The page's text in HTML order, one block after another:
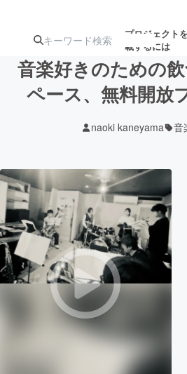
プロジェクト
載するには
ターン
ジェクト
募
ロ
アート・写真
テクノロジー・ガジェット
映像・映画
ビジネス・起業
まちづくり・地域活性化
音楽好きのための
ペース、無料開放
naoki kaneyama 音